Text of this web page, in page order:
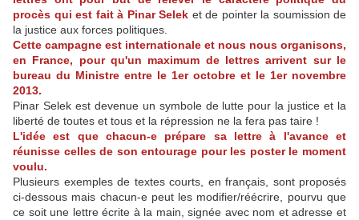
procès qui est fait à Pinar Selek et de pointer la soumission de
la justice aux forces politiques.
Cette campagne est internationale et nous nous organisons,
en France, pour qu'un maximum de lettres arrivent sur le
bureau du Ministre entre le 1er octobre et le 1er novembre
2013.
Pinar Selek est devenue un symbole de lutte pour la justice et la
liberté de toutes et tous et la répression ne la fera pas taire !
L'idée est que chacun-e prépare sa lettre à l'avance et
réunisse celles de son entourage pour les poster le moment
voulu.
Plusieurs exemples de textes courts, en français, sont proposés
ci-dessous mais chacun-e peut les modifier/réécrire, pourvu que
ce soit une lettre écrite à la main, signée avec nom et adresse et